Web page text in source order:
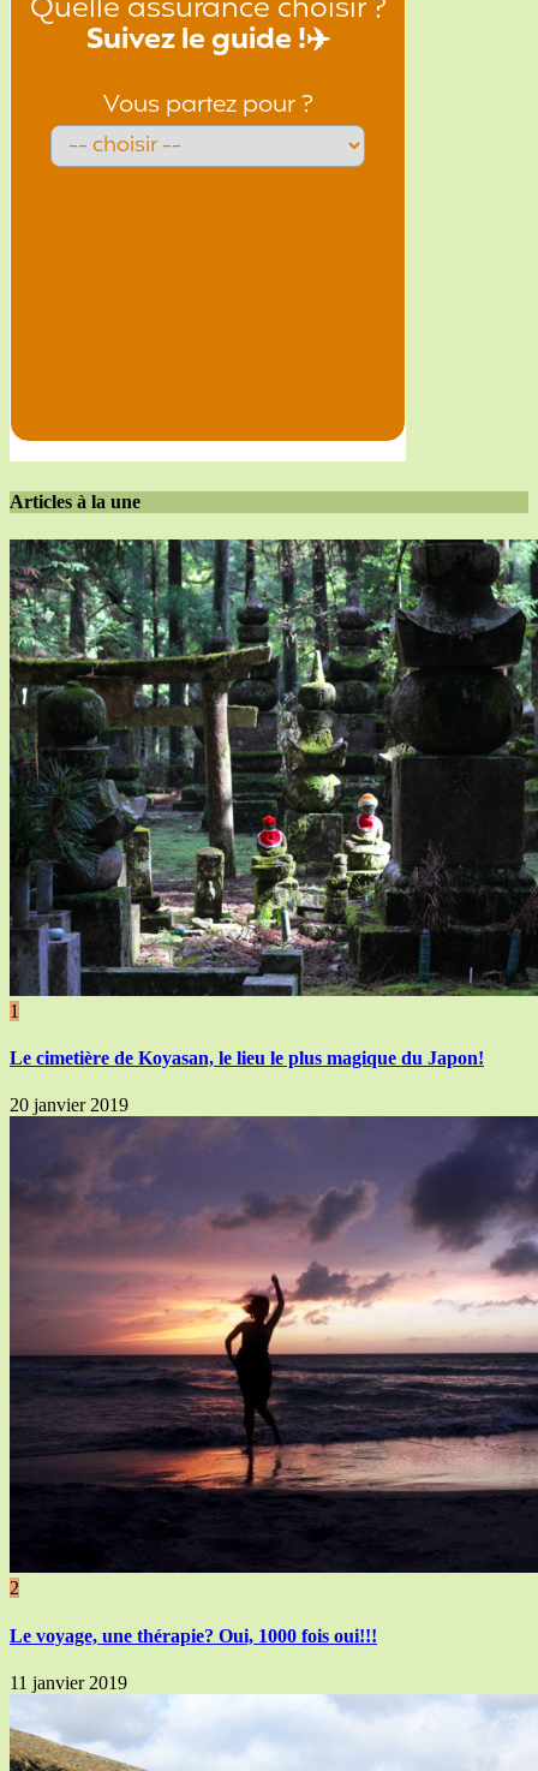
Articles à la une
1
Le cimetière de Koyasan, le lieu le plus magique du Japon!
20 janvier 2019
2
Le voyage, une thérapie? Oui, 1000 fois oui!!!
11 janvier 2019